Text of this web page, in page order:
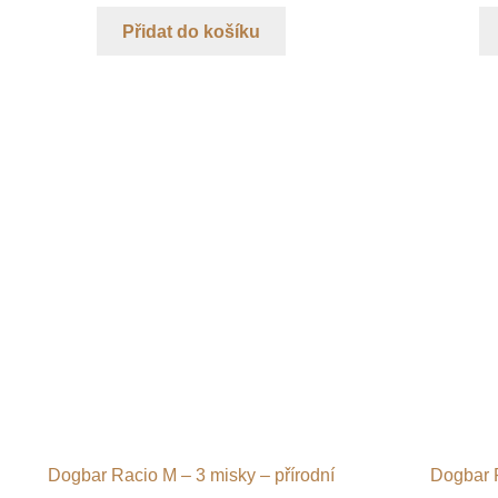
Přidat do košíku
Dogbar Racio M – 3 misky – přírodní
Dogbar